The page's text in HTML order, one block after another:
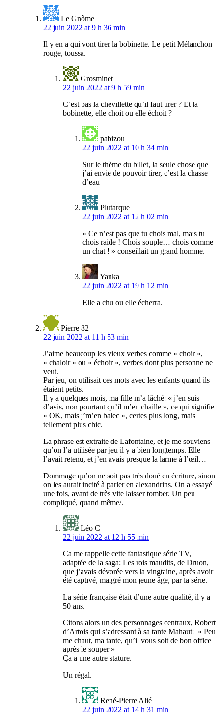
Le Gnôme
22 juin 2022 at 9 h 36 min
Il y en a qui vont tirer la bobinette. Le petit Mélanchon
rouge, toussa.
Grosminet
22 juin 2022 at 9 h 59 min
C’est pas la chevillette qu’il faut tirer ? Et la
bobinette, elle choit ou elle échoit ?
pabizou
22 juin 2022 at 10 h 34 min
Sur le thème du billet, la seule chose que
j’ai envie de pouvoir tirer, c’est la chasse
d’eau
Plutarque
22 juin 2022 at 12 h 02 min
« Ce n’est pas que tu chois mal, mais tu
chois raide ! Chois souple… chois comme
un chat ! » conseillait un grand homme.
Yanka
22 juin 2022 at 19 h 12 min
Elle a chu ou elle écherra.
Pierre 82
22 juin 2022 at 11 h 53 min
J’aime beaucoup les vieux verbes comme « choir »,
« chaloir » ou « échoir », verbes dont plus personne ne
veut.
Par jeu, on utilisait ces mots avec les enfants quand ils
étaient petits.
Il y a quelques mois, ma fille m’a lâché: « j’en suis
d’avis, non pourtant qu’il m’en chaille », ce qui signifie
« OK, mais j’m’en balec », certes plus long, mais
tellement plus chic.
La phrase est extraite de Lafontaine, et je me souviens
qu’on l’a utilisée par jeu il y a bien longtemps. Elle
l’avait retenu, et j’en avais presque la larme à l’œil…
Dommage qu’on ne soit pas très doué en écriture, sinon
on les aurait incité à parler en alexandrins. On a essayé
une fois, avant de très vite laisser tomber. Un peu
compliqué, quand même/.
Léo C
22 juin 2022 at 12 h 55 min
Ca me rappelle cette fantastique série TV,
adaptée de la saga: Les rois maudits, de Druon,
que j’avais dévorée vers la vingtaine, après avoir
été captivé, malgré mon jeune âge, par la série.
La série française était d’une autre qualité, il y a
50 ans.
Citons alors un des personnages centraux, Robert
d’Artois qui s’adressant à sa tante Mahaut: » Peu
me chaut, ma tante, qu’il vous soit de bon office
après le souper »
Ça a une autre stature.
Un régal.
René-Pierre Alié
22 juin 2022 at 14 h 31 min